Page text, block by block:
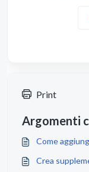
Print
Argomenti
Come
Crea